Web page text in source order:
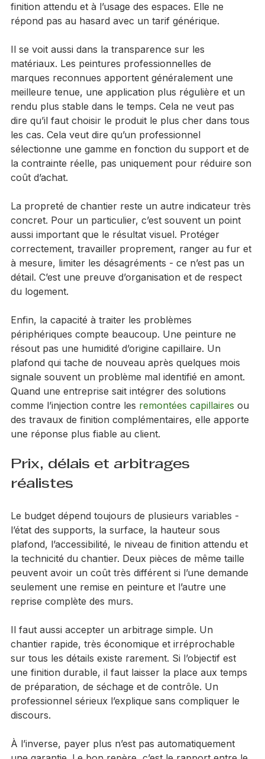
des surfaces, au calendrier du projet, au niveau de
finition attendu et à l’usage des espaces. Elle ne
Il se voit aussi dans la transparence sur les
matériaux. Les peintures professionnelles de
marques reconnues apportent généralement une
meilleure tenue, une application plus régulière et un
rendu plus stable dans le temps. Cela ne veut pas
dire qu’il faut choisir le produit le plus cher dans tous
les cas. Cela veut dire qu’un professionnel
sélectionne une gamme en fonction du support et de
la contrainte réelle, pas uniquement pour réduire son
La propreté de chantier reste un autre indicateur très
concret. Pour un particulier, c’est souvent un point
aussi important que le résultat visuel. Protéger
correctement, travailler proprement, ranger au fur et
à mesure, limiter les désagréments - ce n’est pas un
détail. C’est une preuve d’organisation et de respect
Enfin, la capacité à traiter les problèmes
périphériques compte beaucoup. Une peinture ne
résout pas une humidité d’origine capillaire. Un
plafond qui tache de nouveau après quelques mois
signale souvent un problème mal identifié en amont.
Quand une entreprise sait intégrer des solutions
comme l’injection contre les remontées capillaires ou
des travaux de finition complémentaires, elle apporte
Prix, délais et arbitrages
Le budget dépend toujours de plusieurs variables -
l’état des supports, la surface, la hauteur sous
plafond, l’accessibilité, le niveau de finition attendu et
la technicité du chantier. Deux pièces de même taille
peuvent avoir un coût très différent si l’une demande
seulement une remise en peinture et l’autre une
Il faut aussi accepter un arbitrage simple. Un
chantier rapide, très économique et irréprochable
sur tous les détails existe rarement. Si l’objectif est
une finition durable, il faut laisser la place aux temps
de préparation, de séchage et de contrôle. Un
professionnel sérieux l’explique sans compliquer le